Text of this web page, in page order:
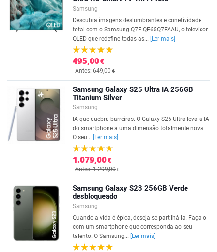
Samsung
Descubra imagens deslumbrantes e conetividade
total com o Samsung Q7F QE65Q7FAAU, o televisor
QLED que redefine todas as...
[Ler mais]
495,00€
Antes: 649,00€
Samsung Galaxy S25 Ultra IA 256GB
Titanium Silver
Samsung
IA que quebra barreiras. O Galaxy S25 Ultra leva a IA
do smartphone a uma dimensão totalmente nova.
O seu...
[Ler mais]
1.079,00€
Antes: 1.299,00€
Samsung Galaxy S23 256GB Verde
desbloqueado
Samsung
Quando a vida é épica, deseja-se partilhá-la. Faça-o
com um smartphone que corresponda ao seu
talento. O Samsung...
[Ler mais]